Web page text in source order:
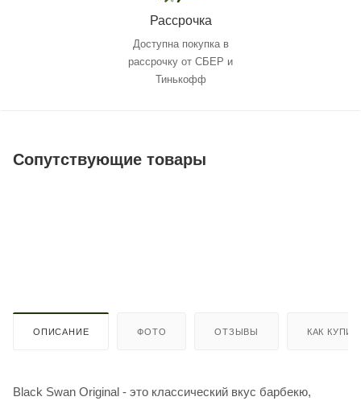
Рассрочка
Доступна покупка в
рассрочку от СБЕР и
Тинькофф
Сопутствующие товары
ОПИСАНИЕ ФОТО ОТЗЫВЫ КАК
Black Swan Original - это классический вкус барбекю,